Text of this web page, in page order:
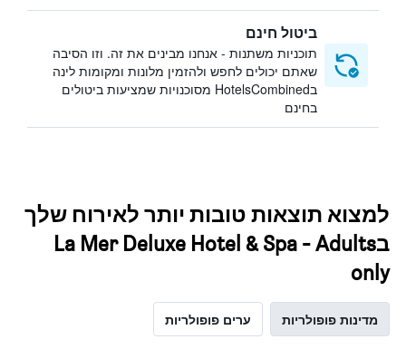
ביטול חינם
תוכניות משתנות - אנחנו מבינים את זה. וזו הסיבה
שאתם יכולים לחפש ולהזמין מלונות ומקומות לינה
בHotelsCombined מסוכנויות שמציעות ביטולים
בחינם
למצוא תוצאות טובות יותר לאירוח שלך
בLa Mer Deluxe Hotel & Spa - Adults
only
מדינות פופולריות ערים פופולריות